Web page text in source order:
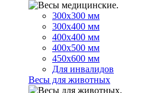
300х300 мм
300х400 мм
400х400 мм
400х500 мм
450х600 мм
Для инвалидов
Весы для животных